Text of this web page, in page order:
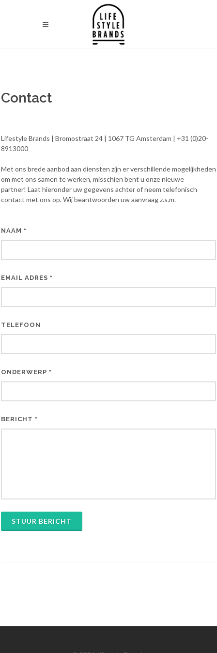
Contact
Lifestyle Brands | Bromostraat 24 | 1067 TG Amsterdam | +31 (0)20-
8913000
Met ons brede aanbod aan diensten zijn er verschillende mogelijkheden
om met ons samen te werken, misschien bent u onze nieuwe
partner! Laat hieronder uw gegevens achter of neem telefonisch
contact met ons op. Wij beantwoorden uw aanvraag z.s.m.
NAAM *
EMAIL ADRES *
TELEFOON
ONDERWERP *
BERICHT *
STUUR BERICHT